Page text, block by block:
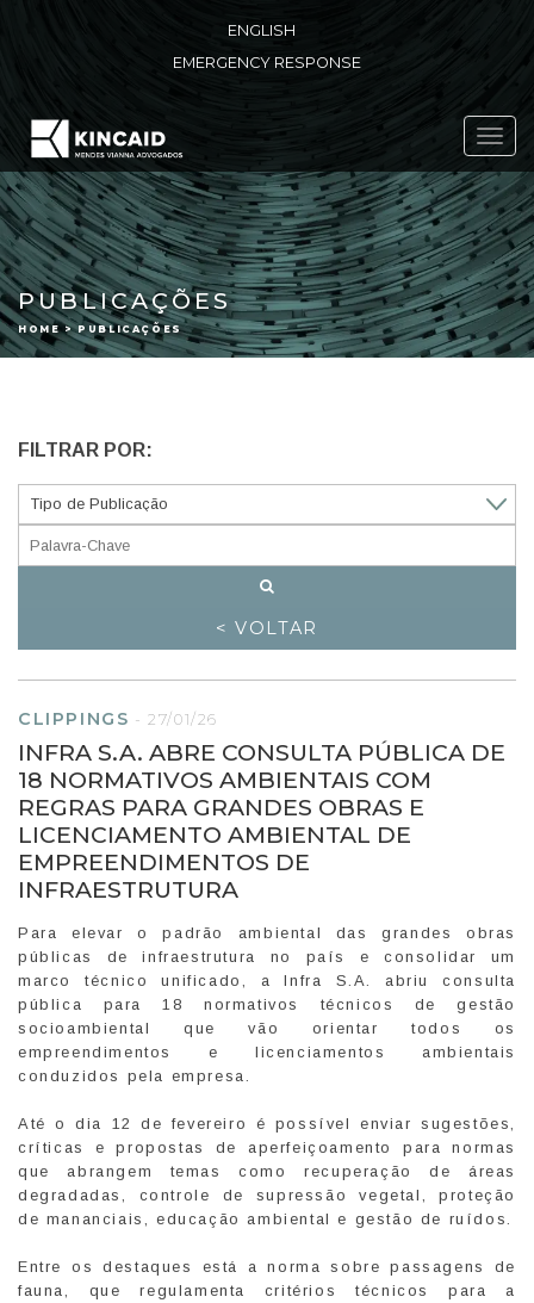
ENGLISH
EMERGENCY RESPONSE
PUBLICAÇÕES
HOME > PUBLICAÇÕES
FILTRAR POR:
< VOLTAR
CLIPPINGS - 27/01/26
INFRA S.A. ABRE CONSULTA PÚBLICA DE
18 NORMATIVOS AMBIENTAIS COM
REGRAS PARA GRANDES OBRAS E
LICENCIAMENTO AMBIENTAL DE
EMPREENDIMENTOS DE
INFRAESTRUTURA
Para elevar o padrão ambiental das grandes obras
públicas de infraestrutura no país e consolidar um
marco técnico unificado, a Infra S.A. abriu consulta
pública para 18 normativos técnicos de gestão
socioambiental que vão orientar todos os
empreendimentos e licenciamentos ambientais
conduzidos pela empresa.
Até o dia 12 de fevereiro é possível enviar sugestões,
críticas e propostas de aperfeiçoamento para normas
que abrangem temas como recuperação de áreas
degradadas, controle de supressão vegetal, proteção
de mananciais, educação ambiental e gestão de ruídos.
Entre os destaques está a norma sobre passagens de
fauna, que regulamenta critérios técnicos para a